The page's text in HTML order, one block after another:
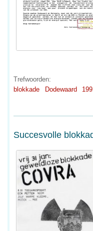
Trefwoorden:
blokkade
Dodewaard
Succesvolle